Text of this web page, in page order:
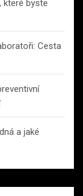
které byste
Cesta
a jaké